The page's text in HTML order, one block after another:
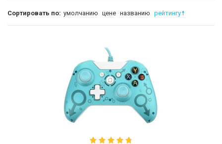
Сортировать по: умолчанию цене названию рейтингу